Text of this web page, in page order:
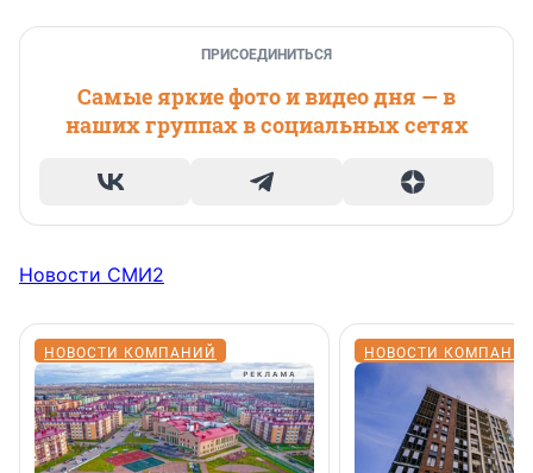
ПРИСОЕДИНИТЬСЯ
Самые яркие фото и видео дня — в
наших группах в социальных сетях
Новости СМИ2
НОВОСТИ КОМПАНИЙ НОВОСТИ